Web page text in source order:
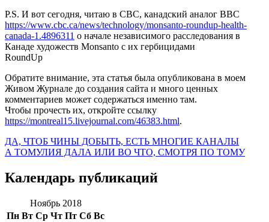
P.S. И вот сегодня, читаю в СВС, канадский аналог ВВС
https://www.cbc.ca/news/technology/monsanto-roundup-health-
canada-1.4896311 о начале независимого расследования в
Канаде художеств Monsanto с их гербицидами
RoundUp
Обратите внимание, эта статья была опубликована в моем
Живом Журнале до создания сайта и много ценных
комментариев может содержаться именно там.
Чтобы прочесть их, откройте ссылку
https://montreal15.livejournal.com/46383.html.
ДА, ЧТОБ ЧИНЫ ДОБЫТЬ, ЕСТЬ МНОГИЕ КАНАЛЫ
А ТОМУЛИЯ ДАЛА ИЛИ ВО ЧТО, СМОТРЯ ПО ТОМУ
Календарь публикаций
Ноябрь 2018
Пн Вт Ср Чт Пт Сб Вс